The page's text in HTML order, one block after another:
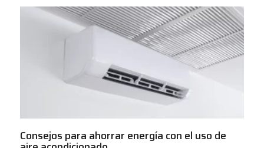
Consejos para ahorrar energía con el uso de